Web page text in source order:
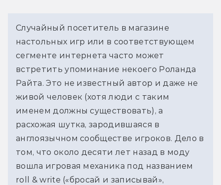
Случайный посетитель в магазине
настольных игр или в соответствующем
сегменте интернета часто может
встретить упоминание некоего Роланда
Райта. Это не известный автор и даже не
живой человек (хотя люди с таким
именем должны существовать), а
расхожая шутка, зародившаяся в
англоязычном сообществе игроков. Дело в
том, что около десяти лет назад в моду
вошла игровая механика под названием
roll & write («бросай и записывай»,